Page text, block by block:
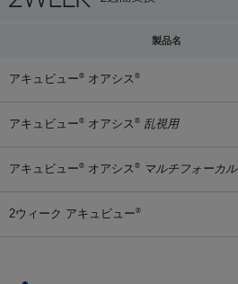
製品名
アキュビュー® オアシス ®
アキュビュー® オアシス ® 乱視用
アキュビュー® オアシス ® マルチフォーカル
2ウィーク アキュビュー®